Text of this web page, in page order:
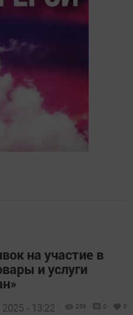
на участие в
и услуги
- 13:22 259 0 0